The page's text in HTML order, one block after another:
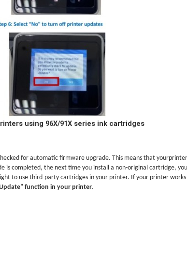
using 96X/91X series ink cartridges
for automatic firmware upgrade. This means that
is completed, the next time you install a non-original cartridge,
to use third-party cartridges in your printer. If your printer
function in your printer.